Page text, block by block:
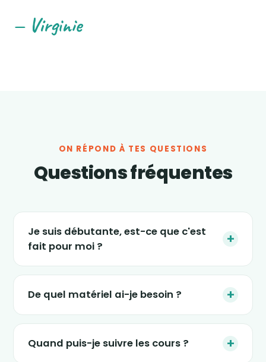
— Virginie
ON RÉPOND À TES QUESTIONS
Questions fréquentes
Je suis débutante, est-ce que c'est
fait pour moi ?
+
Absolument. Les séances s'adaptent à tous
semaines » est justement conçu pour
(re)démarrer en douceur, sans impact et sans
De quel matériel ai-je besoin ? +
Le strict minimum : une tablette, un ordinateur
ou un smartphone, un petit espace dans ton
salon et une tenue confortable. Certaines
Quand puis-je suivre les cours ? +